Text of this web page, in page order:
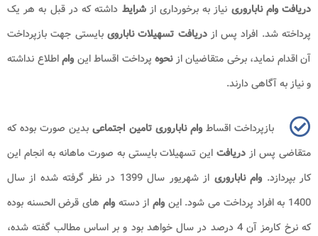
دریافت وام ناباروری نیاز به برخورداری ازشرایط داشته که در قبل به هر یک
پرداخته شد. افراد پس ازدریافت تسهیلات نابارویبایستی جهت بازپرداخت
آن اقدام نماید، برخی متقاضیان ازنحوه پرداخت اقساط این واماطلاع نداشته
و نیاز به آگاهی دارند.
بازپرداخت اقساطوام ناباروری تامین اجتماعیبدین صورت بوده که
متقاضی پس از دریافت این تسهیلات بایستی به صورت ماهانه به انجام این
کار بپردازد. وام ناباروری
از شهریور سال 1399 در نظر گرفته شده از سال
1400 به افراد پرداخت می شود. این
واماز دستهوام های قرض الحسنه بوده
که نرخ کارمز آن 4 درصد در سال خواهد بود و بر اساس مطالب گفته شده،